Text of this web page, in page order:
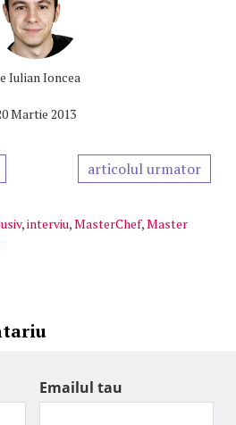
Iulian Ioncea
Martie 2013
articolul urmator
,interviu,MasterChef,Master
Emailul tau